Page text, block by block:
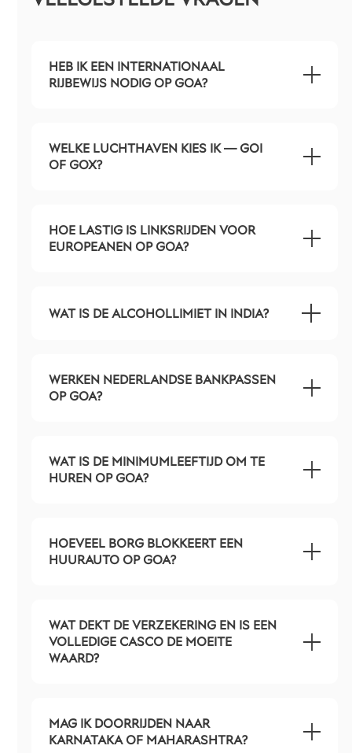
HEB IK EEN INTERNATIONAAL
RIJBEWIJS NODIG OP GOA?
WELKE LUCHTHAVEN KIES IK — GOI
OF GOX?
HOE LASTIG IS LINKSRIJDEN VOOR
EUROPEANEN OP GOA?
WAT IS DE ALCOHOLLIMIET IN INDIA?
WERKEN NEDERLANDSE BANKPASSEN
OP GOA?
WAT IS DE MINIMUMLEEFTIJD OM TE
HUREN OP GOA?
HOEVEEL BORG BLOKKEERT EEN
HUURAUTO OP GOA?
WAT DEKT DE VERZEKERING EN IS EEN
VOLLEDIGE CASCO DE MOEITE
WAARD?
MAG IK DOORRIJDEN NAAR
KARNATAKA OF MAHARASHTRA?